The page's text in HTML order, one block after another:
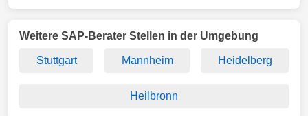
Weitere SAP-Berater Stellen in der Umgebung
Stuttgart Mannheim Heidelberg
Heilbronn